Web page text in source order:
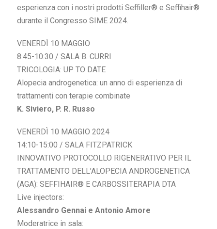
esperienza con i nostri prodotti Seffiller® e Seffihair®
durante il Congresso SIME 2024.
VENERDÌ 10 MAGGIO
8:45-10:30 / SALA B. CURRI
TRICOLOGIA: UP TO DATE
Alopecia androgenetica: un anno di esperienza di
trattamenti con terapie combinate
K. Siviero, P. R. Russo
VENERDÌ 10 MAGGIO 2024
14:10-15:00 / SALA FITZPATRICK
INNOVATIVO PROTOCOLLO RIGENERATIVO PER IL
TRATTAMENTO DELL’ALOPECIA ANDROGENETICA
(AGA): SEFFIHAIR® E CARBOSSITERAPIA DTA
Live injectors:
Alessandro Gennai e Antonio Amore
Moderatrice in sala: